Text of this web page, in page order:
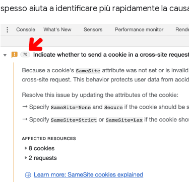
spesso aiuta a identificare più rapidamente la